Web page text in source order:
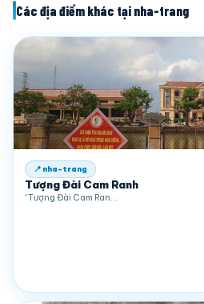
Các địa điểm khác tại nha-trang
📍 nha-trang
Tượng Đài Cam Ranh
“Tượng Đài Cam Ran…